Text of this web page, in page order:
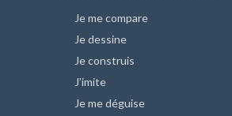
Je me compare
Je dessine
Je construis
J’imite
Je me déguise